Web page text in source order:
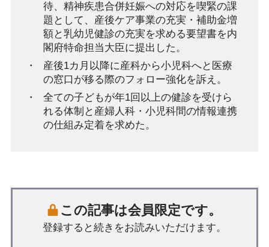
待、精神疾患合併妊娠への対応を喫緊の課
題として、産後ケア事業の充実・補助金増
額と乳幼児健診の充実を求める要望書を内
閣府特命担当大臣に提出した。
産後1カ月以降に産科から小児科へと医療
の窓口が移る際のフォロー強化を訴え。
全ての子どもが年1回以上の健診を受けら
れる体制と産婦人科・小児科間の情報連携
の仕組み定着を求めた。
この記事は会員限定です。
登録すると続きをお読みいただけます。